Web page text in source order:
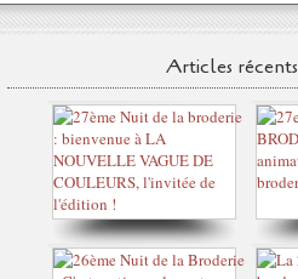
Articles récents